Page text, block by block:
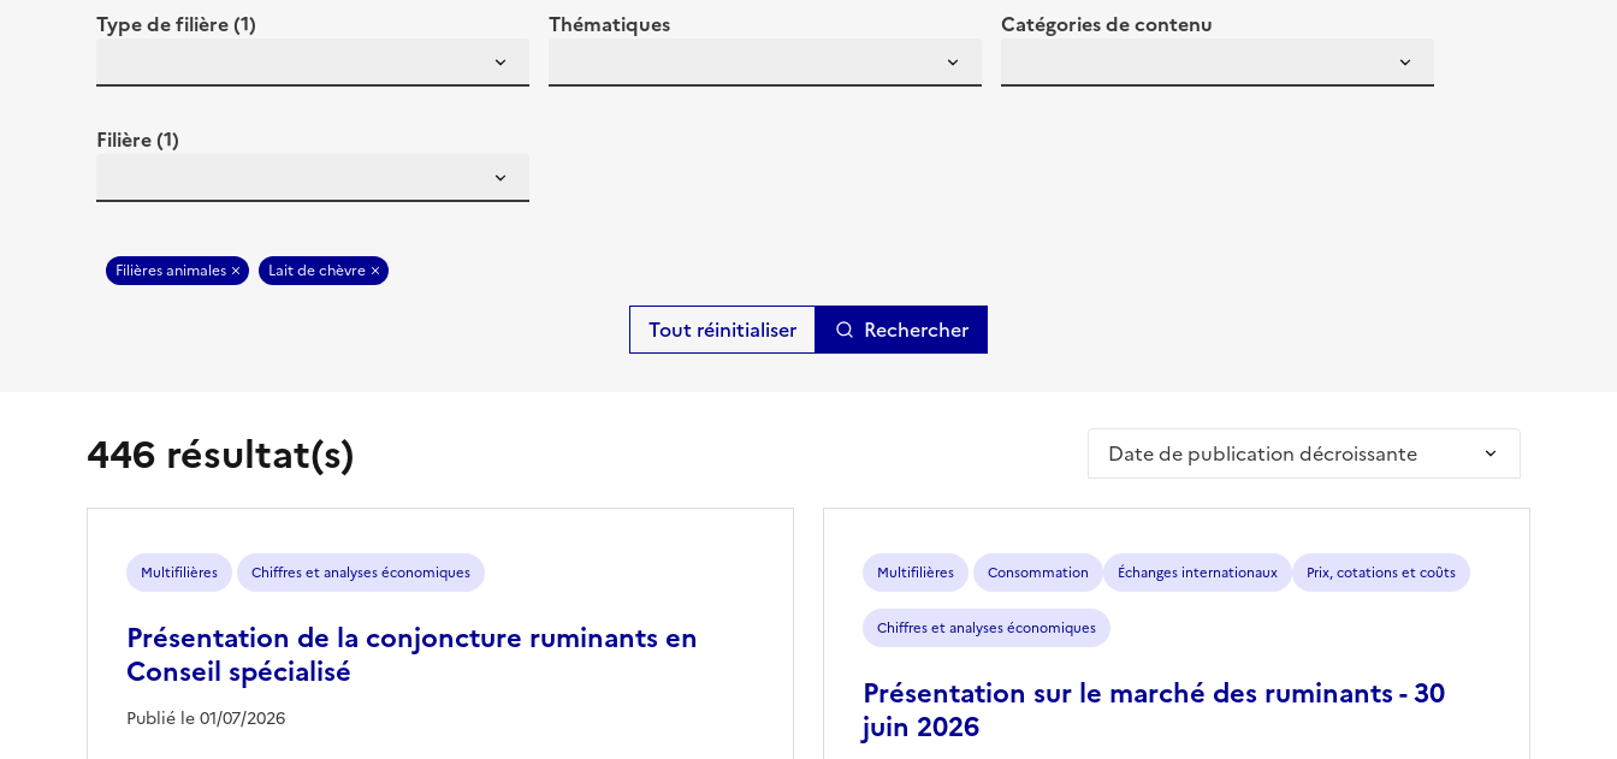
Type de filière (1) Thématiques Catégories de contenu
Filière (1)
Trier par
Filières animales Lait de chèvre
Rechercher
446 résultat(s)
Multifilières Chiffres et analyses économiques
Présentation de la conjoncture ruminants en
Conseil spécialisé
Publié le 01/07/2026
Multifilières Consommation Échanges internationaux Prix, cotations et coûts
Chiffres et analyses économiques
Présentation sur le marché des ruminants - 30
juin 2026